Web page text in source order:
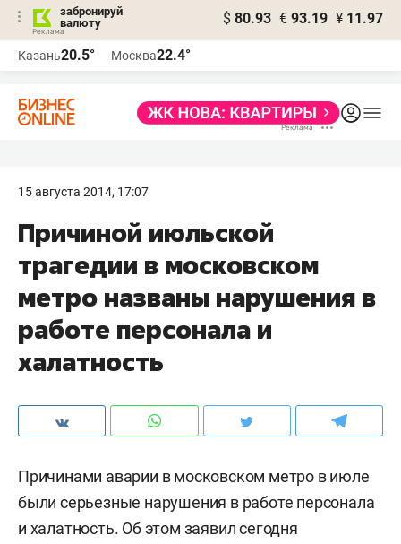
забронируй
валюту
$ 80.93 € 93.19 ¥ 11.97
Казань20.5° Москва22.4°
15 августа 2014, 17:07
Причиной июльской
трагедии в московском
метро названы нарушения в
работе персонала и
халатность
Причинами аварии в московском метро в июле
были серьезные нарушения в работе персонала
и халатность. Об этом заявил сегодня